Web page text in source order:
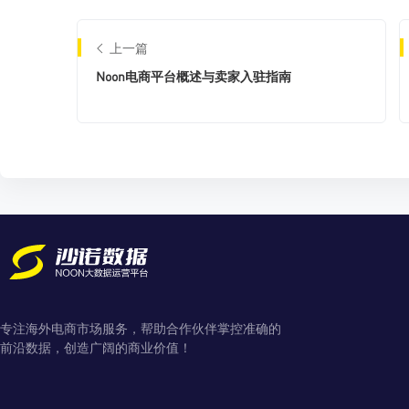
上一篇
Noon电商平台概述与卖家入驻指南
专注海外电商市场服务，帮助合作伙伴掌控准确的
前沿数据，创造广阔的商业价值！